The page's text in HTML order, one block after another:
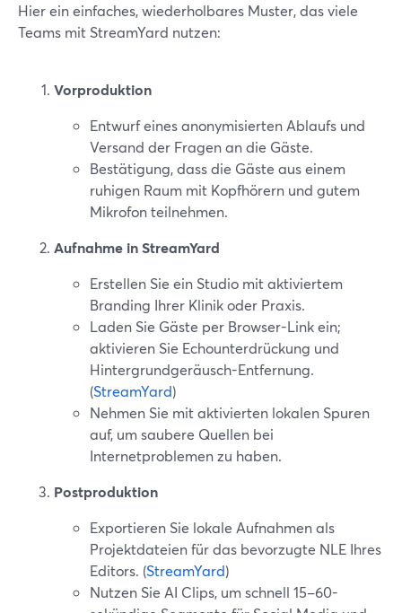
Hier ein einfaches, wiederholbares Muster, das viele
Teams mit StreamYard nutzen:
Vorproduktion
Entwurf eines anonymisierten Ablaufs und
Versand der Fragen an die Gäste.
Bestätigung, dass die Gäste aus einem
ruhigen Raum mit Kopfhörern und gutem
Mikrofon teilnehmen.
Aufnahme in StreamYard
Erstellen Sie ein Studio mit aktiviertem
Branding Ihrer Klinik oder Praxis.
Laden Sie Gäste per Browser-Link ein;
aktivieren Sie Echounterdrückung und
Hintergrundgeräusch-Entfernung.
(StreamYard)
Nehmen Sie mit aktivierten lokalen Spuren
auf, um saubere Quellen bei
Internetproblemen zu haben.
Postproduktion
Exportieren Sie lokale Aufnahmen als
Projektdateien für das bevorzugte NLE Ihres
Editors. (StreamYard)
Nutzen Sie AI Clips, um schnell 15–60-